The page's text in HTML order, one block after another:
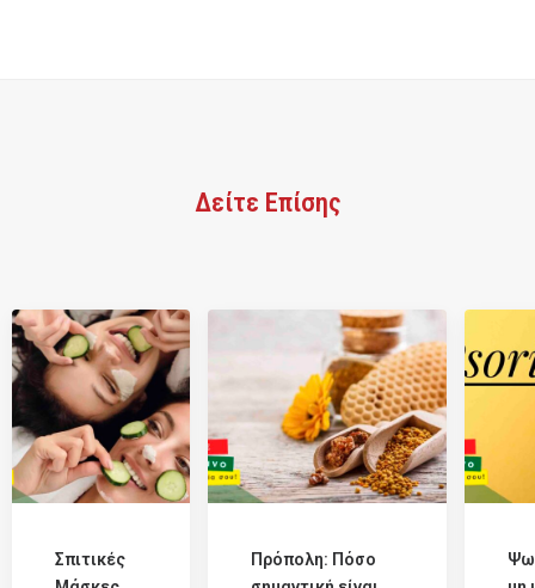
Δείτε Επίσης
Σπιτικές
Πρόπολη: Πόσο